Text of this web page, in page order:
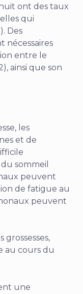
ont des taux
qui
). Des
nécessaires
entre le
ainsi que son
les
et de
sommeil
peuvent
de fatigue au
peuvent
grossesses,
au cours du
une